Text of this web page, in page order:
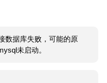
数据库失败，可能的原
未启动。